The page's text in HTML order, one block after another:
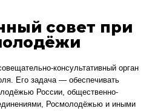
совет при
консультативный орган
Его задача — обеспечивать
России, общественно-
Росмолодёжью и иными